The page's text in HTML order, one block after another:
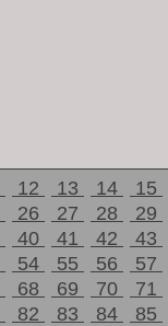
12 13 14
15
26 27 28
29
40 41 42
43
54 55 56
57
68 69 70
71
82 83 84
85